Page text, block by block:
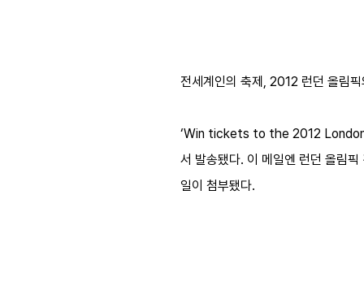
전세계인의 축제, 2012 런던 올림
‘Win tickets to the 2012 London
서 발송됐다. 이 메일엔 런던 올림
일이 첨부됐다.